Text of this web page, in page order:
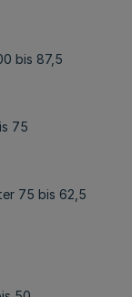
bis 87,5
75
75 bis 62,5